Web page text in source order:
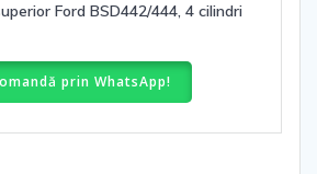
Ford BSD442/444, 4 cilindri
prin WhatsApp!